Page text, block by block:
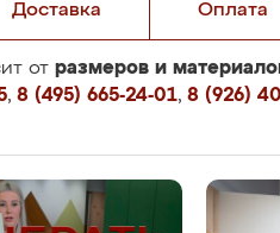
Доставка Оплата
от размеров и
, 8 (495) 665-24-01, 8 (926)